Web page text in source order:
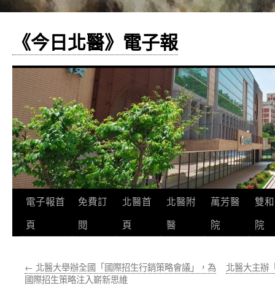
《今日北醫》電子報
跳
至
要
電子報首
頁
免費訂
閱
北醫首
頁
北醫附
醫
萬芳醫
院
雙
院
← 北醫大舉辦全國「國際招生行銷策略會議」，為
國際招生策略注入嶄新思維
北醫大主辦